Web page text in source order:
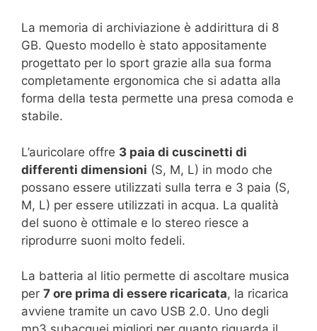
La memoria di archiviazione è addirittura di 8
GB. Questo modello è stato appositamente
progettato per lo sport grazie alla sua forma
completamente ergonomica che si adatta alla
forma della testa permette una presa comoda e
stabile.
L’auricolare offre 3 paia di cuscinetti di
differenti dimensioni (S, M, L) in modo che
possano essere utilizzati sulla terra e 3 paia (S,
M, L) per essere utilizzati in acqua. La qualità
del suono è ottimale e lo stereo riesce a
riprodurre suoni molto fedeli.
La batteria al litio permette di ascoltare musica
per 7 ore prima di essere ricaricata, la ricarica
avviene tramite un cavo USB 2.0. Uno degli